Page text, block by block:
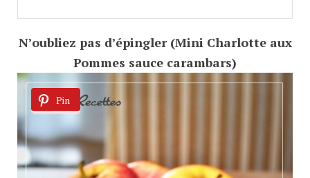
N’oubliez pas d’épingler (Mini Charlotte aux
Pommes sauce carambars)
Pin